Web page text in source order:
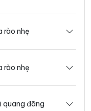
rào nhẹ
rào nhẹ
quang đãng